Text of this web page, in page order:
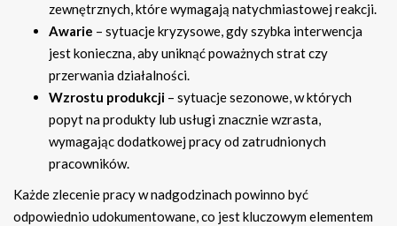
zewnętrznych, które wymagają natychmiastowej reakcji.
Awarie – sytuacje kryzysowe, gdy szybka interwencja
jest konieczna, aby uniknąć poważnych strat czy
przerwania działalności.
Wzrostu produkcji – sytuacje sezonowe, w których
popyt na produkty lub usługi znacznie wzrasta,
wymagając dodatkowej pracy od zatrudnionych
pracowników.
Każde zlecenie pracy w nadgodzinach powinno być
odpowiednio udokumentowane, co jest kluczowym elementem